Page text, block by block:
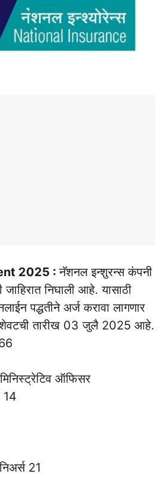
2025 :नॅशनल इन्शुरन्स कंपनी
जाहिरात निघाली आहे. यासाठी
पद्धतीने अर्ज करावा लागणार
तारीख 03 जुलै 2025 आहे.
ऑफिसर
14
21